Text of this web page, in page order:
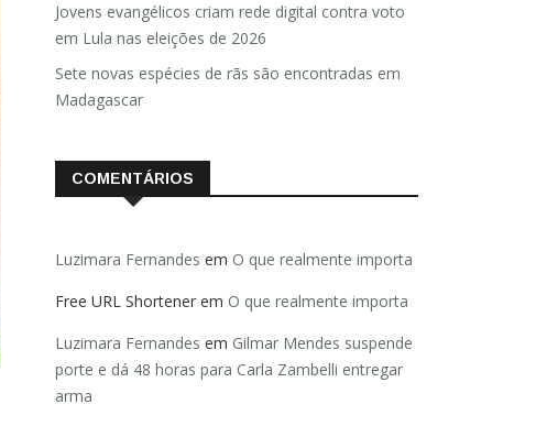
Jovens evangélicos criam rede digital contra voto
em Lula nas eleições de 2026
Sete novas espécies de rãs são encontradas em
Madagascar
COMENTÁRIOS
Luzimara Fernandes em O que realmente importa
Free URL Shortener em O que realmente importa
Luzimara Fernandes em Gilmar Mendes suspende
porte e dá 48 horas para Carla Zambelli entregar
arma